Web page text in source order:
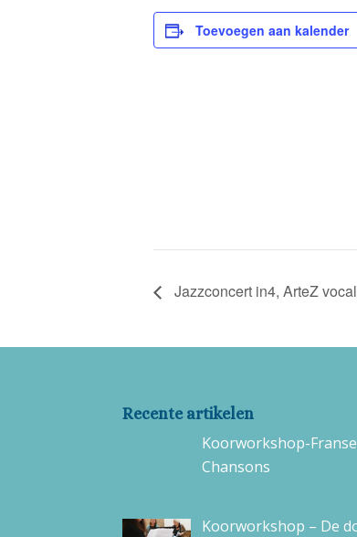
Toevoegen aan kalender
Jazzconcert in4, ArteZ
Recente artikelen
Koorworkshop-Franse
Chansons
Koorworkshop – De